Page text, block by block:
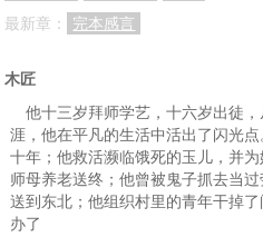
最新章：
完本感言
木匠
他十三岁拜师学艺，十六岁出徒
涯，他在平凡的生活中活出了闪光
十年；他救活濒临饿死的玉儿，并
师母养老送终；他曾被鬼子抓去当
送到东北；他组织村里的青年干掉
办了